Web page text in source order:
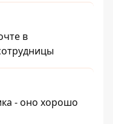
в
- оно хорошо